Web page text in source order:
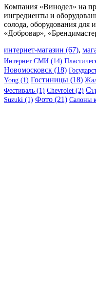
Компания «Винодел» на
ингредиенты и
солода, оборудования
«Добровар»,
интернет-магазин (67),
Интернет СМИ (14)
Новомосковск (18)
Yong (1) Гостиницы (18)
Фестиваль (1) Chevrolet (2)
Suzuki (1) Фото (21) Салоны